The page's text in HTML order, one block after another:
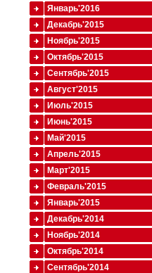
Январь'2016
Декабрь'2015
Ноябрь'2015
Октябрь'2015
Сентябрь'2015
Август'2015
Июль'2015
Июнь'2015
Май'2015
Апрель'2015
Март'2015
Февраль'2015
Январь'2015
Декабрь'2014
Ноябрь'2014
Октябрь'2014
Сентябрь'2014